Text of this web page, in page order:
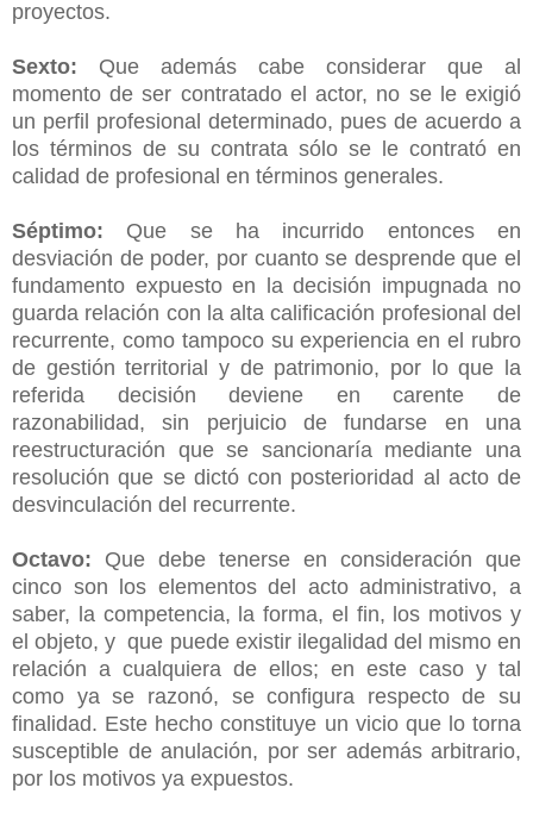
proyectos.
Sexto: Que además cabe considerar que al
momento de ser contratado el actor, no se le exigió
un perfil profesional determinado, pues de acuerdo a
los términos de su contrata sólo se le contrató en
calidad de profesional en términos generales.
Séptimo: Que se ha incurrido entonces en
desviación de poder, por cuanto se desprende que el
fundamento expuesto en la decisión impugnada no
guarda relación con la alta calificación profesional del
recurrente, como tampoco su experiencia en el rubro
de gestión territorial y de patrimonio, por lo que la
referida decisión deviene en carente de
razonabilidad, sin perjuicio de fundarse en una
reestructuración que se sancionaría mediante una
resolución que se dictó con posterioridad al acto de
desvinculación del recurrente.
Octavo: Que debe tenerse en consideración que
cinco son los elementos del acto administrativo, a
saber, la competencia, la forma, el fin, los motivos y
el objeto, y que puede existir ilegalidad del mismo en
relación a cualquiera de ellos; en este caso y tal
como ya se razonó, se configura respecto de su
finalidad. Este hecho constituye un vicio que lo torna
susceptible de anulación, por ser además arbitrario,
por los motivos ya expuestos.